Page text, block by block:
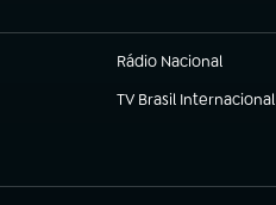
Rádio Nacional
(abre em nova aba)
TV Brasil Internacional
(abre em nova aba)